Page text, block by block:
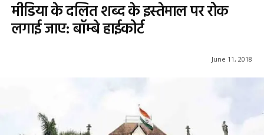
मीडिया के दलित शब्द के इस्तेमाल पर रोक
लगाई जाए: बॉम्बे हाईकोर्ट
June 11, 2018